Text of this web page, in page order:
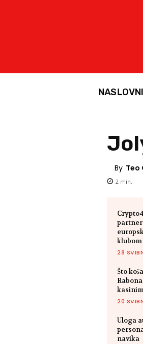
By Teo
2 min.
klubom
28
Što
20
Uloga
navika